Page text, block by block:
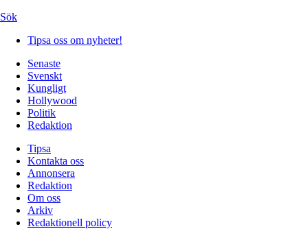
Sök
Tipsa oss om nyheter!
Senaste
Svenskt
Kungligt
Hollywood
Politik
Redaktion
Tipsa
Kontakta oss
Annonsera
Redaktion
Om oss
Arkiv
Redaktionell policy